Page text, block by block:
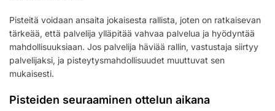
Pisteitä voidaan ansaita jokaisesta rallista, joten on ratkaisevan
tärkeää, että palvelija ylläpitää vahvaa palvelua ja hyödyntää
mahdollisuuksiaan. Jos palvelija häviää rallin, vastustaja siirtyy
palvelijaksi, ja pisteytysmahdollisuudet muuttuvat sen
mukaisesti.
Pisteiden seuraaminen ottelun aikana